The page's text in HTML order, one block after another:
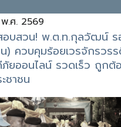
.ศ. 2569
อบสวน! พ.ต.ท.กุลวัฒน์
) ควบคุมร้อยเวรจักรวร
ภัยออนไลน์ รวดเร็ว ถูกต้
ชาชน